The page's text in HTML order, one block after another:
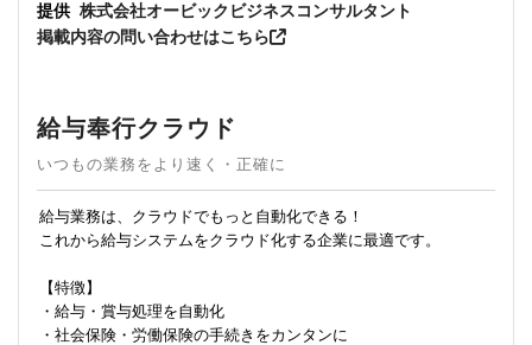
提供 株式会社オービックビジネスコンサルタント
掲載内容の問い合わせはこちら
給与奉行クラウド
いつもの業務をより速く・正確に
給与業務は、クラウドでもっと自動化できる！
これから給与システムをクラウド化する企業に最適です。
【特徴】
・給与・賞与処理を自動化
・社会保険・労働保険の手続きをカンタンに